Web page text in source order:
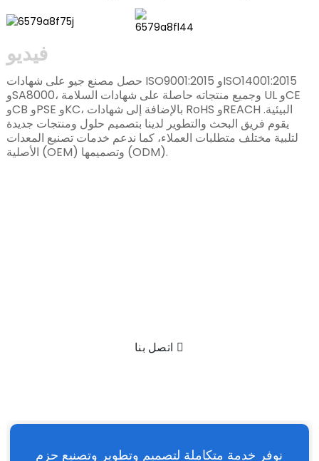
فيديو
حصل مصنع جيو على شهادات ISO9001:2015 وISO14001:2015
وSA8000، وجميع منتجاته حاصلة على شهادات السلامة UL وCE
وCB وPSE وKC، بالإضافة إلى شهادات RoHS وREACH البيئية.
يقوم فريق البحث والتطوير لدينا بتصميم حلول ومنتجات جديدة
لتلبية مختلف متطلبات العملاء، كما ندعم خدمات تصنيع المعدات
الأصلية (OEM) وتصميمها (ODM).
اتصل بنا
نوفر خدمة متكاملة لتصميم وتطوير وتصنيع حزم